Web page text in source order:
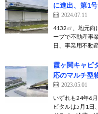
に進出、第1
2024.07.11
4132㎡、地元向
ープで不動産事
日、事業用不動
霞ヶ関キャピ
応のマルチ型
2023.05.01
いずれも24年6
ピタルは5月1日